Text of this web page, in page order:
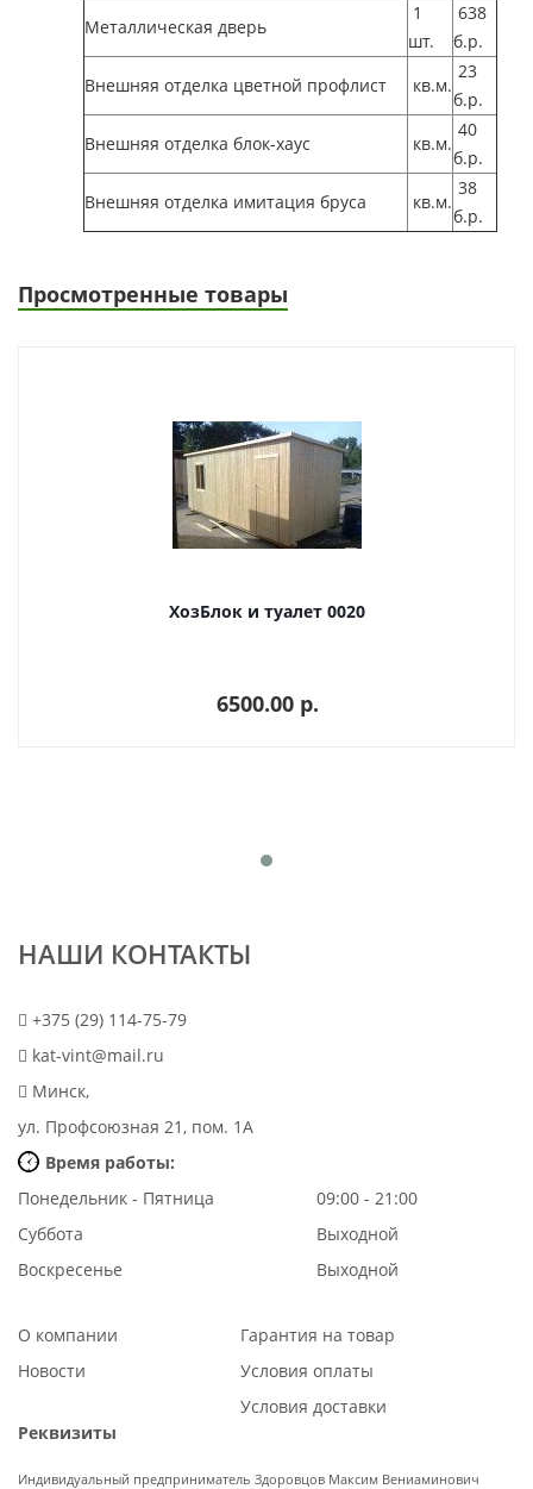
Металлическая дверь
1
шт.
638
б.р.
Внешняя отделка цветной профлист
кв.м.
23
б.р.
Внешняя отделка блок-хаус
кв.м.
40
б.р.
Внешняя отделка имитация бруса
кв.м.
38
б.р.
Просмотренные товары
ХозБлок и туалет 0020
6500.00 p.
НАШИ КОНТАКТЫ
+375 (29) 114-75-79
kat-vint@mail.ru
Минск,
ул. Профсоюзная 21, пом. 1А
Время работы:
Понедельник - Пятница
09:00 - 21:00
Суббота
Выходной
Воскресенье
Выходной
О компании
Новости
Гарантия на товар
Условия оплаты
Условия доставки
Реквизиты
Индивидуальный предприниматель Здоровцов Максим Вениаминович